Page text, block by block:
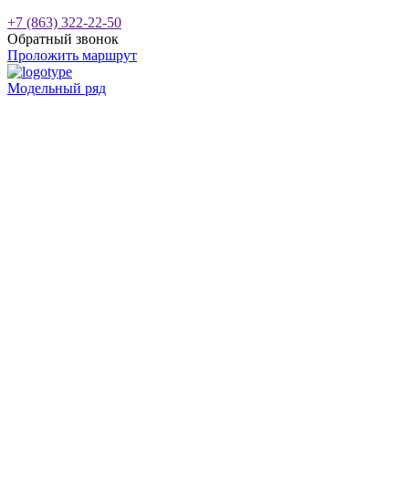
+7 (863) 322-22-50
Обратный звонок
Проложить маршрут
Модельный ряд